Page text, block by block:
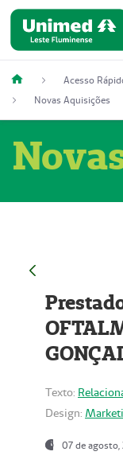
Acesso
Novas Aquisições
Texto:
Design:
07 de